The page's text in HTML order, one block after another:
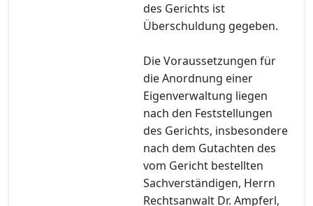
des Gerichts ist
Überschuldung gegeben.
Die Voraussetzungen für
die Anordnung einer
Eigenverwaltung liegen
nach den Feststellungen
des Gerichts, insbesondere
nach dem Gutachten des
vom Gericht bestellten
Sachverständigen, Herrn
Rechtsanwalt Dr. Ampferl,